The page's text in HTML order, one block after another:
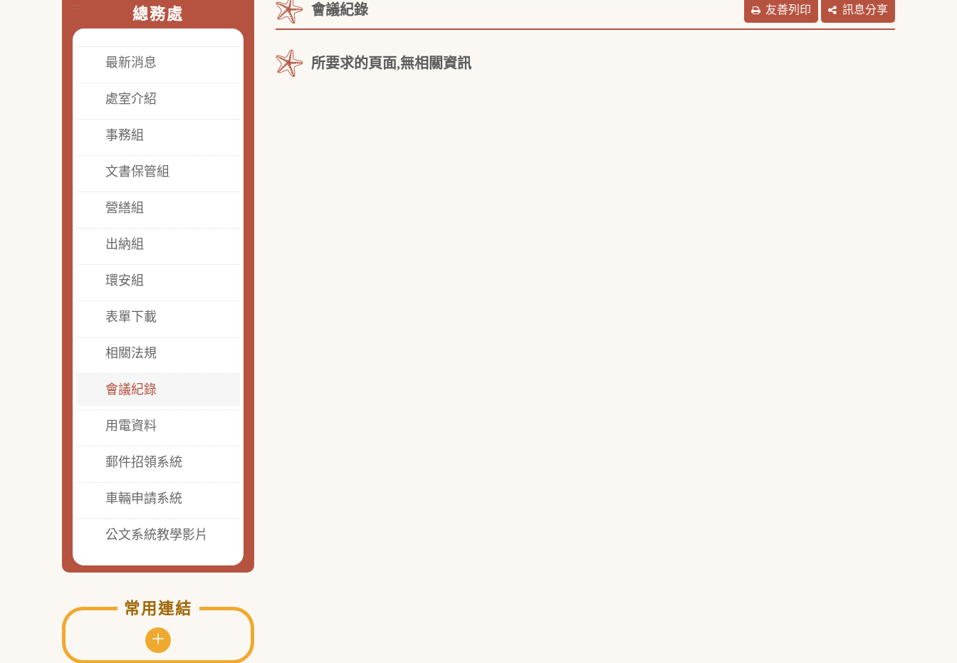
::: 總務處
最新消息
處室介紹
事務組
文書保管組
營繕組
出納組
環安組
表單下載
相關法規
會議紀錄
用電資料
郵件招領系統
車輛申請系統
公文系統教學影片
常用連結
+
會議紀錄 友善列印 訊息分享
所要求的頁面,無相關資訊